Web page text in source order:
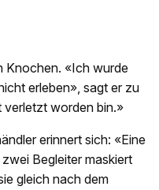
Knochen. «Ich wurde
erleben», sagt er zu
verletzt worden bin.»
erinnert sich: «Eine
Begleiter maskiert
gleich nach dem